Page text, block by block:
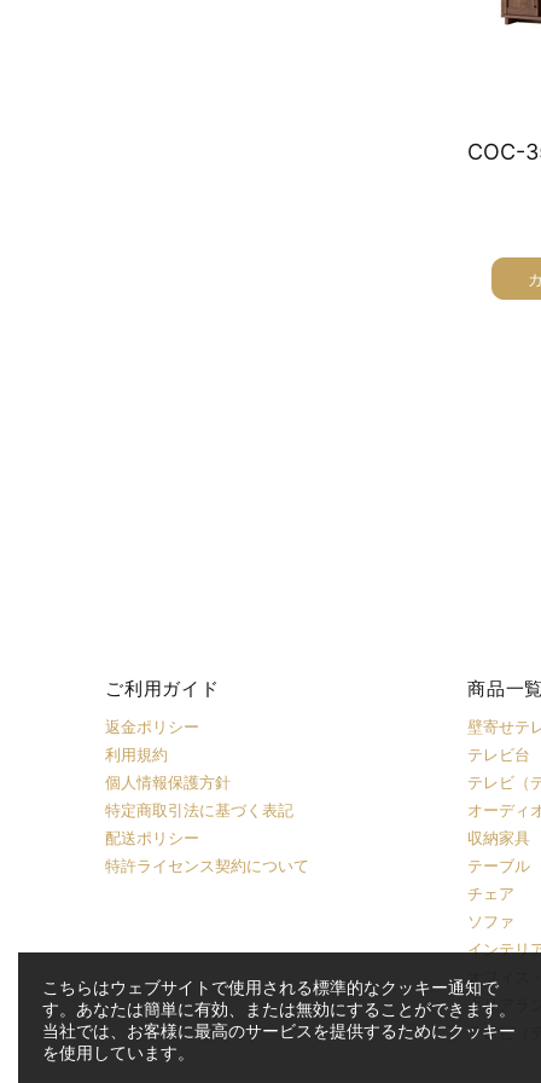
ご利用ガイド
返金ポリシー
利用規約
個人情報保護方針
特定商取引法に基づく表記
配送ポリシー
特許ライセンス契約について
商品一
壁寄せテ
テレビ台
テレビ（
オーディ
収納家具
テーブル
チェア
ソファ
インテリ
オフィス
クリアラ
テレビ（
こちらはウェブサイトで使用される標準的なクッキー通知で
す。あなたは簡単に有効、または無効にすることができます。
当社では、お客様に最高のサービスを提供するためにクッキー
を使用しています。